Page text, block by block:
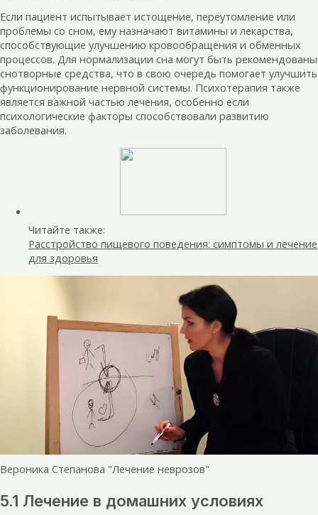
Если пациент испытывает истощение, переутомление или
проблемы со сном, ему назначают витамины и лекарства,
способствующие улучшению кровообращения и обменных
процессов. Для нормализации сна могут быть рекомендованы
снотворные средства, что в свою очередь помогает улучшить
функционирование нервной системы. Психотерапия также
является важной частью лечения, особенно если
психологические факторы способствовали развитию
заболевания.
Читайте также:
Расстройство пищевого поведения: симптомы и лечение
для здоровья
Вероника Степанова "Лечение неврозов"
5.1 Лечение в домашних условиях